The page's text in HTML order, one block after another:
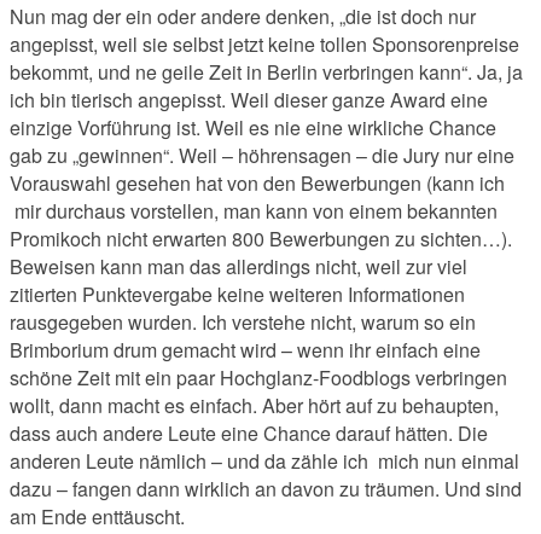
Nun mag der ein oder andere denken, „die ist doch nur
angepisst, weil sie selbst jetzt keine tollen Sponsorenpreise
bekommt, und ne geile Zeit in Berlin verbringen kann“. Ja, ja
ich bin tierisch angepisst. Weil dieser ganze Award eine
einzige Vorführung ist. Weil es nie eine wirkliche Chance
gab zu „gewinnen“. Weil – höhrensagen – die Jury nur eine
Vorauswahl gesehen hat von den Bewerbungen (kann ich
mir durchaus vorstellen, man kann von einem bekannten
Promikoch nicht erwarten 800 Bewerbungen zu sichten…).
Beweisen kann man das allerdings nicht, weil zur viel
zitierten Punktevergabe keine weiteren Informationen
rausgegeben wurden. Ich verstehe nicht, warum so ein
Brimborium drum gemacht wird – wenn ihr einfach eine
schöne Zeit mit ein paar Hochglanz-Foodblogs verbringen
wollt, dann macht es einfach. Aber hört auf zu behaupten,
dass auch andere Leute eine Chance darauf hätten. Die
anderen Leute nämlich – und da zähle ich mich nun einmal
dazu – fangen dann wirklich an davon zu träumen. Und sind
am Ende enttäuscht.